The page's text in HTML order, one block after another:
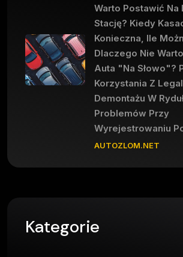
Warto Postawić Na
Stację? Kiedy
Konieczna, Ile
Dlaczego Nie
Auta "na Słowo"?
Korzystania Z
Demontażu W
Problemów Przy
Wyrejestrowaniu
AUTOZLOM.NET
Kategorie